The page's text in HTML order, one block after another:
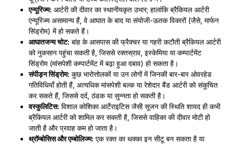
एन्यूरिज्म: आर्टरी की दीवार का स्थानीयकृत उभार; हालांकि ब्रैकियल आर्टरी
एन्यूरिज्म असामान्य हैं, वे आघात के बाद या संयोजी-ऊतक विकारों (जैसे, मार्फन
सिंड्रोम) में हो सकते हैं।
आघातजन्य चोट: बांह के आसपास की फ्रैक्चर या गहरी कटौती ब्रैकियल आर्टरी
को नुकसान पहुंचा सकती है, जिससे रक्तस्राव, इस्केमिया या कम्पार्टमेंट
सिंड्रोम (मांसपेशी कम्पार्टमेंट में बढ़ा हुआ दबाव) हो सकता है।
संपीड़न सिंड्रोम: कुछ भारोत्तोलकों या उन लोगों में जिनकी बार-बार ओवरहेड
गतिविधियाँ होती हैं, अत्यधिक मांसपेशी बल्क या रेशेदार बैंड आर्टरी को संकुचित
कर सकते हैं, जिससे दर्द, ठंडक या सुन्नता हो सकती है।
वस्कुलिटिस: विशाल कोशिका आर्टेराइटिस जैसी सूजन की स्थिति शायद ही कभी
ब्रैकियल आर्टरी को शामिल कर सकती है, जिससे वाहिका की दीवार मोटी हो
जाती है और प्रवाह कम हो जाता है।
थ्रॉम्बोसिस और एम्बोलिज्म: एक रक्त का थक्का इन सीटू बन सकता है या